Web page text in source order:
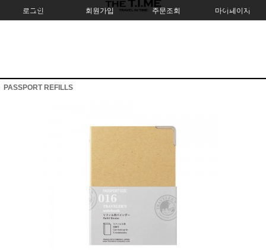
로그인 회원가입 주문조회 마이페이지
PASSPORT REFILLS